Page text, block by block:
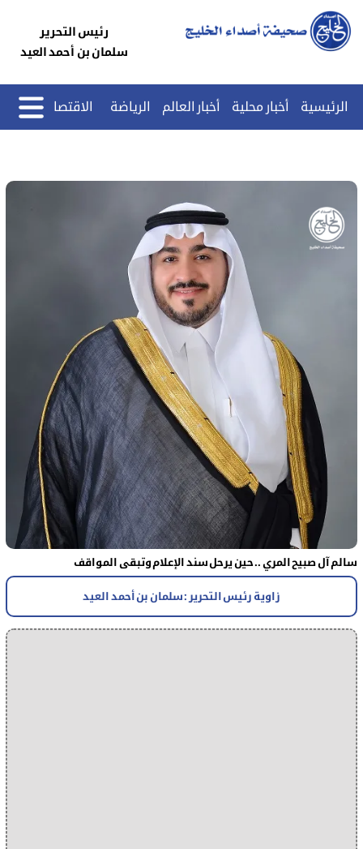
رئيس التحرير
سلمان بن أحمد العيد
الرئيسية أخبار محلية أخبار العالم الرياضة الاقتصاد
سالم آل صبيح المري .. حين يرحل سند الإعلام وتبقى المواقف
زاوية رئيس التحرير : سلمان بن أحمد العيد